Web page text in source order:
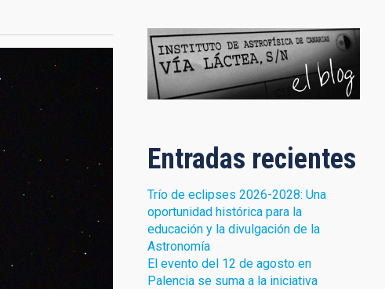
Entradas recientes
Trío de eclipses 2026-2028: Una
oportunidad histórica para la
educación y la divulgación de la
Astronomía
El evento del 12 de agosto en
Palencia se suma a la iniciativa